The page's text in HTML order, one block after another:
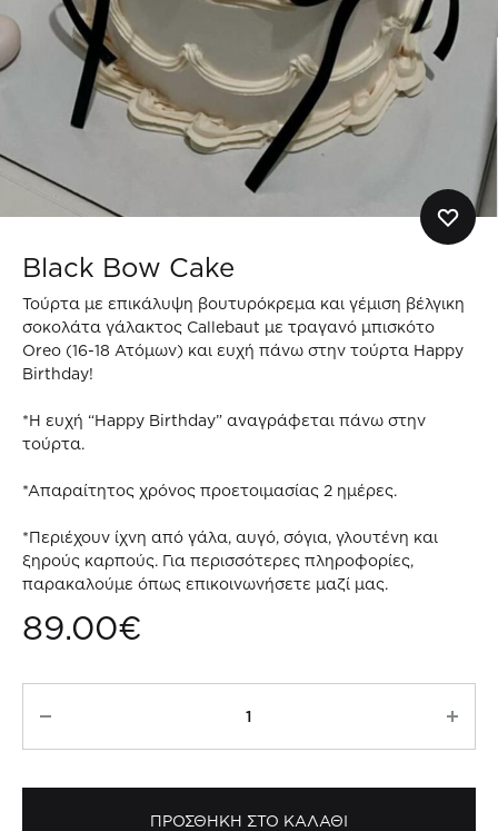
Black Bow Cake
Τούρτα με επικάλυψη βουτυρόκρεμα και γέμιση βέλγικη
σοκολάτα γάλακτος Callebaut με τραγανό μπισκότο
Oreo (16-18 Ατόμων) και ευχή πάνω στην τούρτα Happy
Birthday!
*Η ευχή “Happy Birthday” αναγράφεται πάνω στην
τούρτα.
*Απαραίτητος χρόνος προετοιμασίας 2 ημέρες.
*Περιέχουν ίχνη από γάλα, αυγό, σόγια, γλουτένη και
ξηρούς καρπούς. Για περισσότερες πληροφορίες,
παρακαλούμε όπως επικοινωνήσετε μαζί μας.
89.00€
ποσότητα
ΠΡΟΣΘΗΚΗ ΣΤΟ ΚΑΛΑΘΙ